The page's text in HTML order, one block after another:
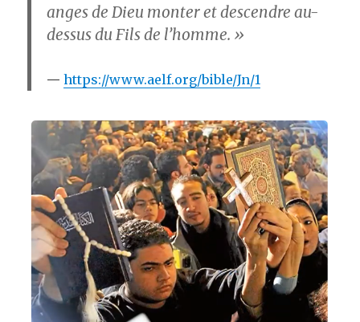
anges de Dieu monter et descendre au-
dessus du Fils de l’homme. »
https://www.aelf.org/bible/Jn/1